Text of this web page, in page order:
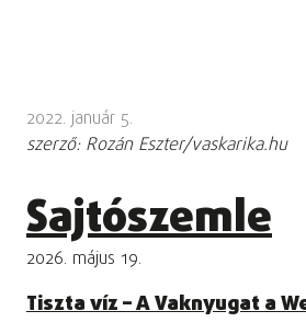
2022. január 5.
szerző: Rozán Eszter/vaskarika.hu
Sajtószemle
2026. május 19.
Tiszta víz – A Vaknyugat a